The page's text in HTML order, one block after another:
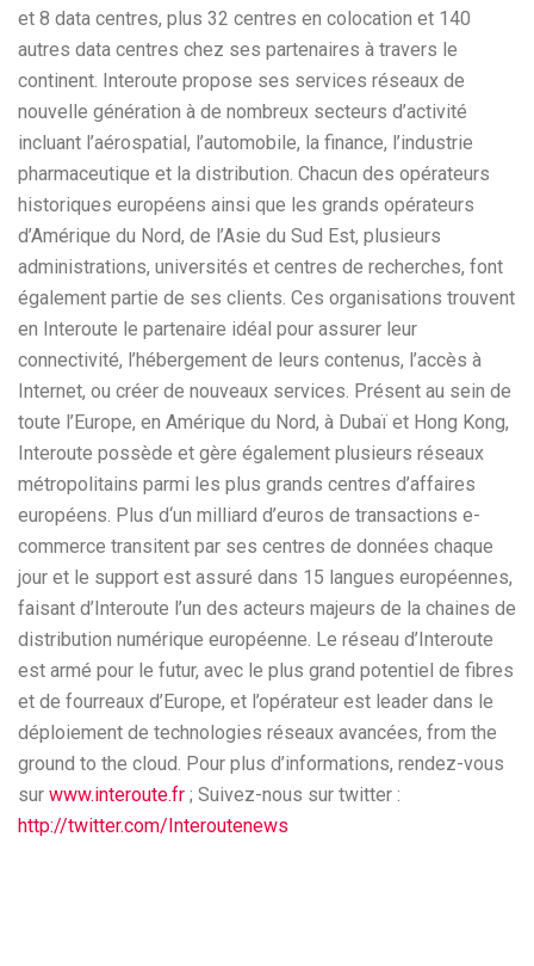
et 8 data centres, plus 32 centres en colocation et 140
autres data centres chez ses partenaires à travers le
continent. Interoute propose ses services réseaux de
nouvelle génération à de nombreux secteurs d’activité
incluant l’aérospatial, l’automobile, la finance, l’industrie
pharmaceutique et la distribution. Chacun des opérateurs
historiques européens ainsi que les grands opérateurs
d’Amérique du Nord, de l’Asie du Sud Est, plusieurs
administrations, universités et centres de recherches, font
également partie de ses clients. Ces organisations trouvent
en Interoute le partenaire idéal pour assurer leur
connectivité, l’hébergement de leurs contenus, l’accès à
Internet, ou créer de nouveaux services. Présent au sein de
toute l’Europe, en Amérique du Nord, à Dubaï et Hong Kong,
Interoute possède et gère également plusieurs réseaux
métropolitains parmi les plus grands centres d’affaires
européens. Plus d‘un milliard d’euros de transactions e-
commerce transitent par ses centres de données chaque
jour et le support est assuré dans 15 langues européennes,
faisant d’Interoute l’un des acteurs majeurs de la chaines de
distribution numérique européenne. Le réseau d’Interoute
est armé pour le futur, avec le plus grand potentiel de fibres
et de fourreaux d’Europe, et l’opérateur est leader dans le
déploiement de technologies réseaux avancées, from the
ground to the cloud. Pour plus d’informations, rendez-vous
sur www.interoute.fr ; Suivez-nous sur twitter :
http://twitter.com/Interoutenews